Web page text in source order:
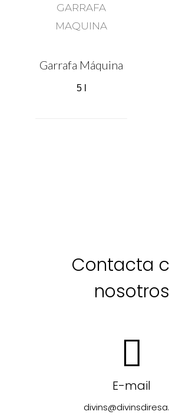
Garrafa Máquina
5 l
Contacta
nosotros
E-mail